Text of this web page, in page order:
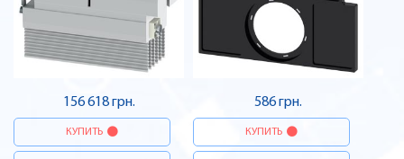
156 618 грн.
КУПИТЬ
586 грн.
КУПИТЬ